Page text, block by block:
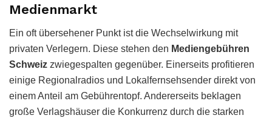
Medienmarkt
Ein oft übersehener Punkt ist die Wechselwirkung mit
privaten Verlegern. Diese stehen den Mediengebühren
Schweiz zwiegespalten gegenüber. Einerseits profitieren
einige Regionalradios und Lokalfernsehsender direkt von
einem Anteil am Gebührentopf. Andererseits beklagen
große Verlagshäuser die Konkurrenz durch die starken